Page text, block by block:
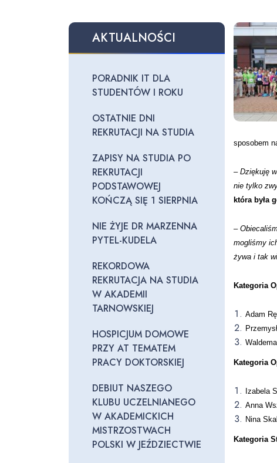
AKTUALNOŚCI
PORADNIK IT DLA
STUDENTÓW I ROKU
OSTATNIE DNI
REKRUTACJI NA STUDIA
ZAPISY NA STUDIA PO
REKRUTACJI
PODSTAWOWEJ
KOŃCZĄ SIĘ 1 SIERPNIA
NIE ŻYJE DR MARZENNA
PYTEL-KUDELA
REKORDOWA
REKRUTACJA NA STUDIA
W AKADEMII
TARNOWSKIEJ
HOSPICJUM DOMOWE
PRZY AT TEMATEM
PRACY DOKTORSKIEJ
DEBIUT NASZEGO
KLUBU UCZELNIANEGO
W AKADEMICKICH
MISTRZOSTWACH
POLSKI W JEŹDZIECTWIE
sposobem
– Dziękuję
nie tylko
która była
–
mogliśmy
żywa i tak
Kategoria
Adam
Kategoria
Izabela
Anna
Nina
Kategoria